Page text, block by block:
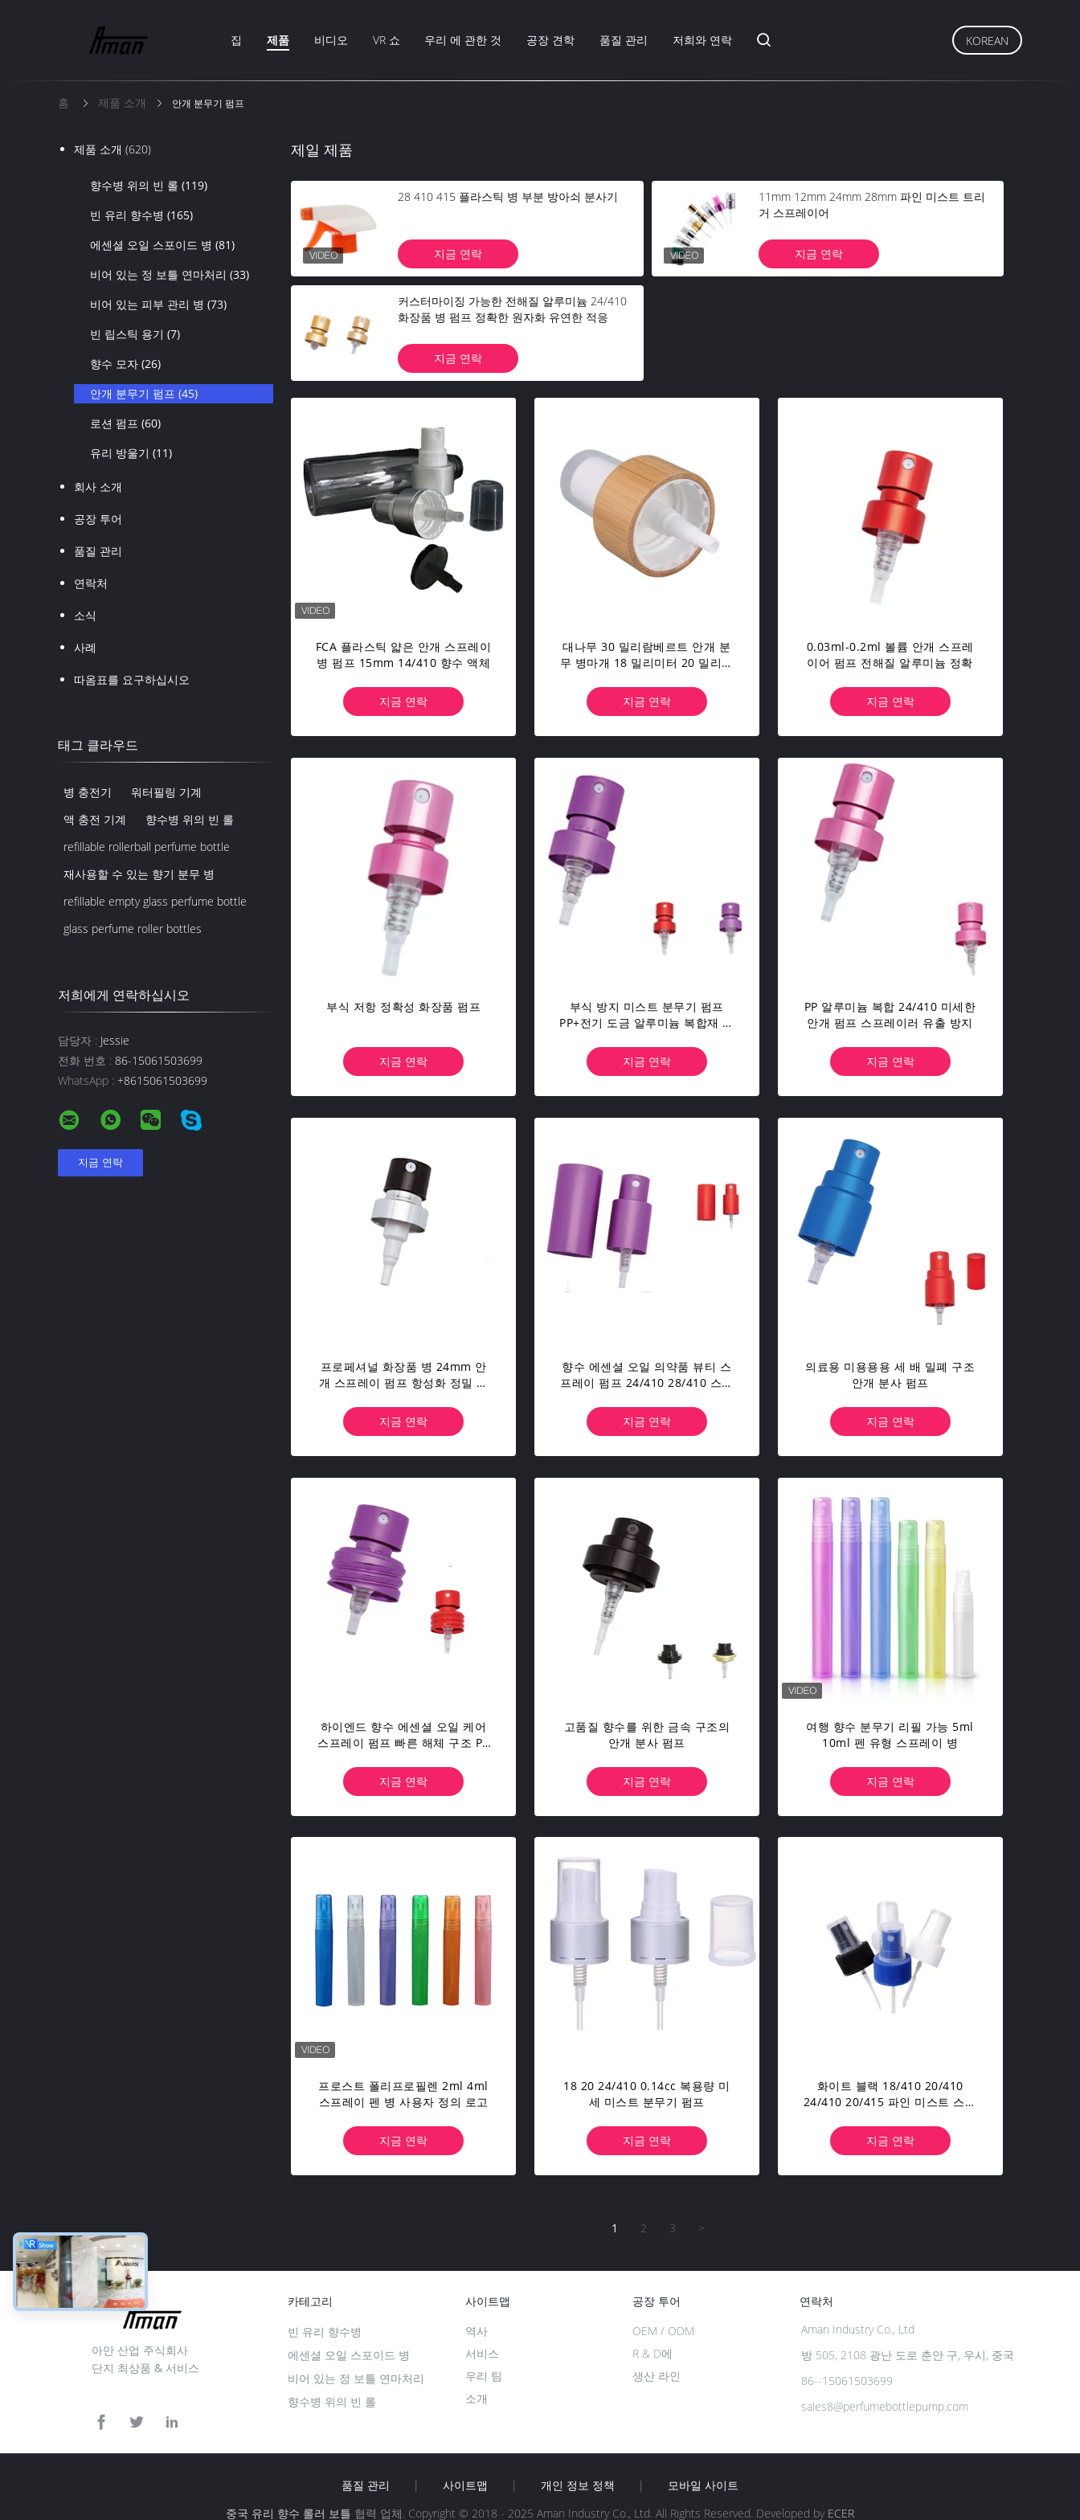
집 제품 비디오 VR 쇼 우리 에 관한 것 공장 견학 품질 관리 저희와 연락 KOREAN
홈 제품 소개 안개 분무기 펌프
제품 소개 (620)
향수병 위의 빈 롤 (119)
빈 유리 향수병 (165)
에센셜 오일 스포이드 병 (81)
비어 있는 정 보틀 연마처리 (33)
비어 있는 피부 관리 병 (73)
빈 립스틱 용기 (7)
향수 모자 (26)
안개 분무기 펌프 (45)
로션 펌프 (60)
유리 방울기 (11)
회사 소개
공장 투어
품질 관리
연락처
소식
사례
따옴표를 요구하십시오
태그 클라우드
병 충전기
워터필링 기계
액 충전 기계
향수병 위의 빈 롤
refillable rollerball perfume bottle
재사용할 수 있는 향기 분무 병
refillable empty glass perfume bottle
glass perfume roller bottles
저희에게 연락하십시오
담당자 : Jessie
전화 번호 : 86-15061503699
WhatsApp : +8615061503699
제일 제품
28 410 415 플라스틱 병 부분 방아쇠 분사기
지금 연락
11mm 12mm 24mm 28mm 파인 미스트 트리
거 스프레이어
지금 연락
커스터마이징 가능한 전해질 알루미늄 24/410
화장품 병 펌프 정확한 원자화 유연한 적응
지금 연락
FCA 플라스틱 얇은 안개 스프레이
병 펌프 15mm 14/410 향수 액체
지금 연락
대나무 30 밀리람베르트 안개 분
무 병마개 18 밀리미터 20 밀리미
지금 연락
0.03ml-0.2ml 볼륨 안개 스프레
이어 펌프 전해질 알루미늄 정확
지금 연락
부식 저항 정확성 화장품 펌프
지금 연락
부식 방지 미스트 분무기 펌프
PP+전기 도금 알루미늄 복합재 화
지금 연락
PP 알루미늄 복합 24/410 미세한
안개 펌프 스프레이러 유출 방지
지금 연락
프로페셔널 화장품 병 24mm 안
개 스프레이 펌프 항성화 정밀 원
지금 연락
향수 에센셜 오일 의약품 뷰티 스
프레이 펌프 24/410 28/410 스크
지금 연락
의료용 미용용용 세 배 밀폐 구조
안개 분사 펌프
지금 연락
하이엔드 향수 에센셜 오일 케어
스프레이 펌프 빠른 해체 구조 PP
지금 연락
고품질 향수를 위한 금속 구조의
안개 분사 펌프
지금 연락
여행 향수 분무기 리필 가능 5ml
10ml 펜 유형 스프레이 병
지금 연락
프로스트 폴리프로필렌 2ml 4ml
스프레이 펜 병 사용자 정의 로고
지금 연락
18 20 24/410 0.14cc 복용량 미
세 미스트 분무기 펌프
지금 연락
화이트 블랙 18/410 20/410
24/410 20/415 파인 미스트 스프
지금 연락
1 2 3 >
아만 산업 주식회사
단지 최상품 & 서비스
카테고리
향수병 위의 빈 롤
빈 유리 향수병
에센셜 오일 스포이드 병
비어 있는 정 보틀 연마처리
사이트맵
소개
역사
서비스
우리 팀
공장 투어
생산 라인
OEM / ODM
R & D에
연락처
Aman Industry Co., Ltd
방 505, 2108 광난 도로 춘안 구, 우시, 중국
86--15061503699
sales8@perfumebottlepump.com
품질 관리 | 사이트맵 | 개인 정보 정책 |
모바일 사이트
중국 유리 향수 롤러 보틀 협력 업체. Copyright © 2018 - 2025 Aman Industry Co., Ltd. All Rights Reserved. Developed by ECER